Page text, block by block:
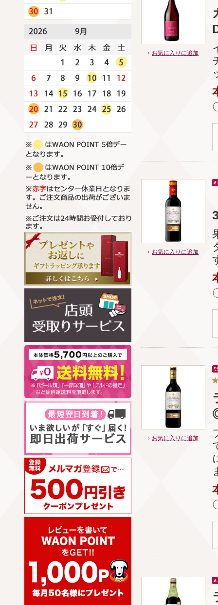
お気に入りに追加
お気に入りに追加
お気に入りに追加